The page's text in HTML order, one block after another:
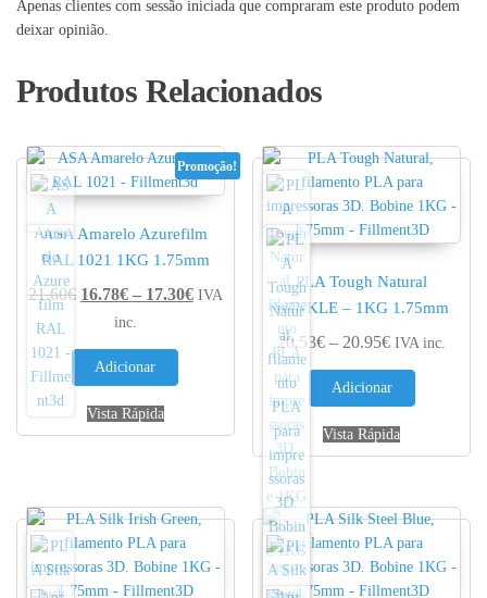
Apenas clientes com sessão iniciada que compraram este produto podem
deixar opinião.
Produtos Relacionados
Promoção!
ASA Amarelo Azurefilm
RAL 1021 1KG 1.75mm
21.60€ 16.78€ – 17.30€Price range: 16.78€ through 17.30€
IVA
inc.
Adicionar
Vista Rápida
PLA Tough Natural
WINKLE – 1KG 1.75mm
20.53€ – 20.95€Price range:
IVA inc.
Adicionar
Vista Rápida